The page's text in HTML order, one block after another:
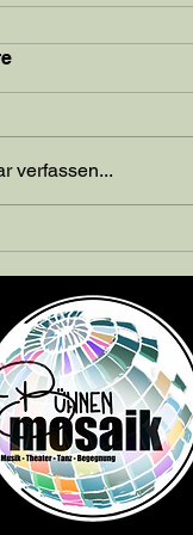
verfassen...